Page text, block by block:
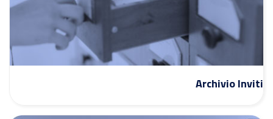
Archivio Inviti